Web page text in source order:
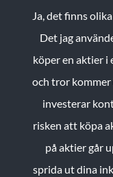
Ja, det finns
Det jag
köper en aktier i
och tror kommer
investerar
risken att köpa
på aktier går
sprida ut dina